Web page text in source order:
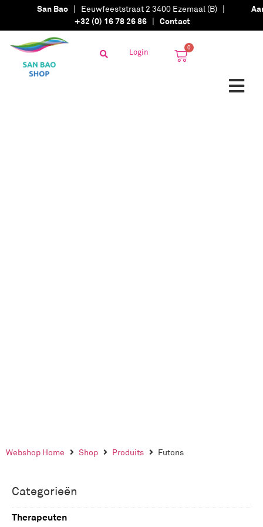
San Bao | Eeuwfeeststraat 2 3400 Ezemaal (B) |
+32 (0) 16 78 26 86 | Contact
Login 0
Webshop Home Shop Produits Futons
Categorieën
Therapeuten